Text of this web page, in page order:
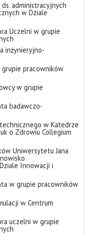
administracyjnych
w Dziale
Uczelni w grupie
inżynieryjno-
pracowników
w grupie
badawczo-
w Katedrze
o Zdrowiu Collegium
Uniwersytetu Jana
Innowacji i
w grupie pracowników
w Centrum
uczelni w grupie